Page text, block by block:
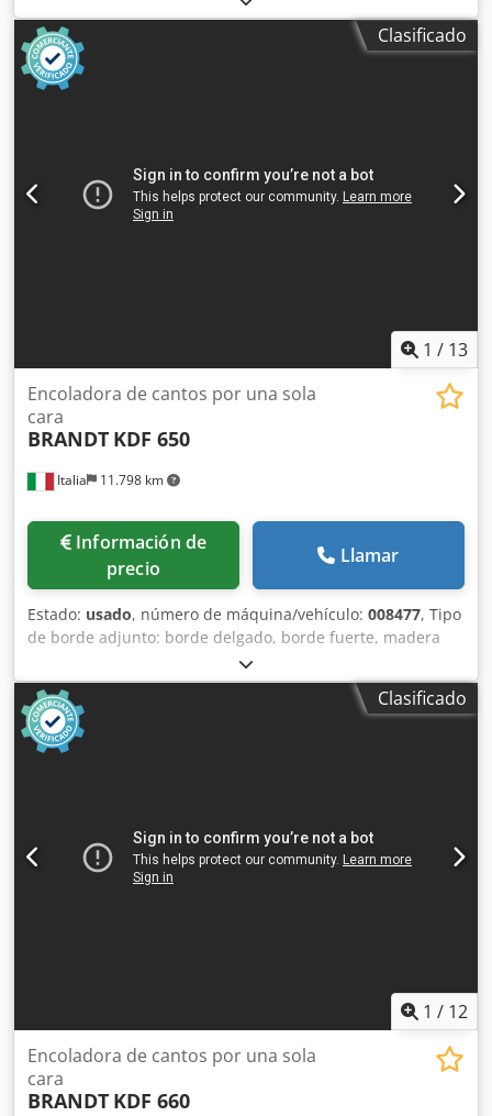
Dedpfx Aksy Nk Ahobekr Unidad multifunción: sí Unidad
de fresado superior: sí Velocidad máxima de avance: 18
m/min
Clasificado
1 / 13
Italia 11.798 km
Encoladora de cantos por una sola
cara
BRANDT KDF 650
Información de
precio
Llamar
Estado: usado, número de máquina/vehículo: 008477, Tipo
de borde adjunto: borde delgado, borde fuerte, madera
maciza Sistema adhesivo: EVA Dodpoy Hq Nvofx Akbskr
Fresado de unión: sí Unidad multifuncional: sí Velocidad
máxima de avance: 18 m/min. Espesor máximo del panel:
60 mm Unidades de trabajo: 7 no
Clasificado
1 / 12
Encoladora de cantos por una sola
cara
BRANDT KDF 660